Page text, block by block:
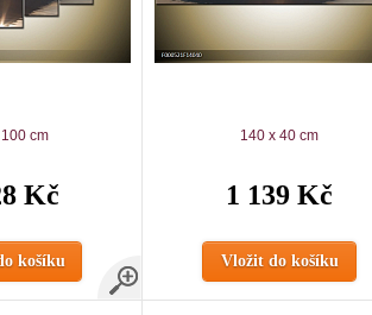
cm
Kč
košíku
140 x 40 cm
1 139 Kč
Vložit do košíku